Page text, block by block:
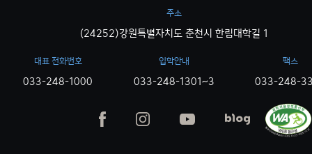
주소
(24252)강원특별자치도 춘천시 한림대학길 1
대표 전화번호
033-248-1000
입학안내
033-248-1301~3
팩스
033-248-